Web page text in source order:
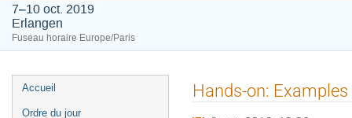
7–10 oct. 2019
Erlangen
Fuseau horaire Europe/Paris
Menu
de
Accueil
Ordre du jour
Hands-on: